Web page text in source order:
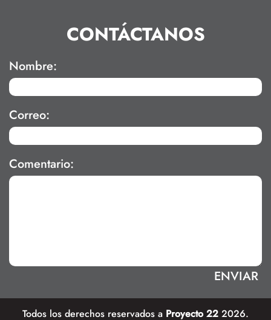
CONTÁCTANOS
Nombre:
Correo:
Comentario:
Todos los derechos reservados a Proyecto 22 2026.